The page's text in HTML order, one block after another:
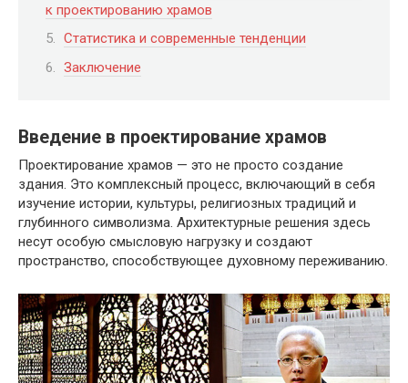
к проектированию храмов
Статистика и современные тенденции
Заключение
Введение в проектирование храмов
Проектирование храмов — это не просто создание
здания. Это комплексный процесс, включающий в себя
изучение истории, культуры, религиозных традиций и
глубинного символизма. Архитектурные решения здесь
несут особую смысловую нагрузку и создают
пространство, способствующее духовному переживанию.